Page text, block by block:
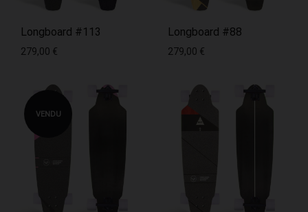
Longboard #113
279,00 €
Longboard #88
279,00 €
VENDU